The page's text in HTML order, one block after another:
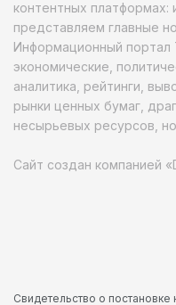
контентных
представляем главные
Информационный портал
экономические,
аналитика, рейтинги,
рынки ценных бумаг,
несырьевых ресурсов,
Сайт создан компанией
Свидетельство о